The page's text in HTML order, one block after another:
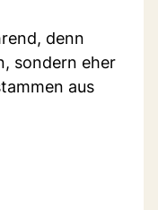
denn
sondern eher
aus